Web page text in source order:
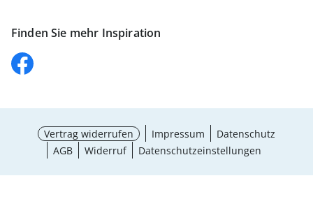
Finden Sie mehr Inspiration
Vertrag widerrufen Impressum
Datenschutz
AGB
Widerruf Datenschutzeinstellungen